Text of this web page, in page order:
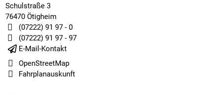
Schulstraße 3
76470 Ötigheim
(07222) 91 97 - 0
(07222) 91 97 - 97
E-Mail-Kontakt
OpenStreetMap
Fahrplanauskunft